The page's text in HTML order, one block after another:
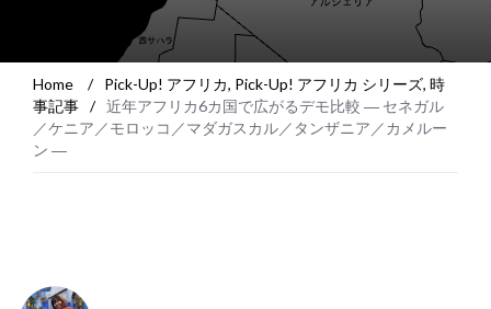
Home / Pick-Up! アフリカ, Pick-Up! アフリカ シリーズ, 時
事記事 / 近年アフリカ6カ国で広がるデモ比較 ― セネガル
／ケニア／モロッコ／マダガスカル／タンザニア／カメルー
ン ―